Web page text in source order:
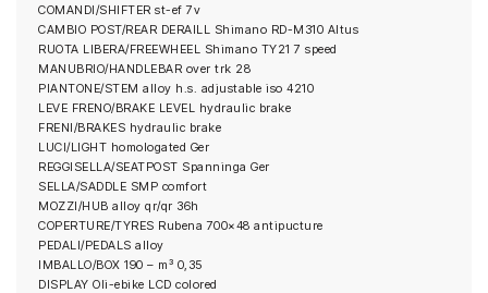
COMANDI/SHIFTER st-ef 7v
CAMBIO POST/REAR DERAILL Shimano RD-M310 Altus
RUOTA LIBERA/FREEWHEEL Shimano TY21 7 speed
MANUBRIO/HANDLEBAR over trk 28
PIANTONE/STEM alloy h.s. adjustable iso 4210
LEVE FRENO/BRAKE LEVEL hydraulic brake
FRENI/BRAKES hydraulic brake
LUCI/LIGHT homologated Ger
REGGISELLA/SEATPOST Spanninga Ger
SELLA/SADDLE SMP comfort
MOZZI/HUB alloy qr/qr 36h
COPERTURE/TYRES Rubena 700×48 antipucture
PEDALI/PEDALS alloy
IMBALLO/BOX 190 – m³ 0,35
DISPLAY Oli-ebike LCD colored